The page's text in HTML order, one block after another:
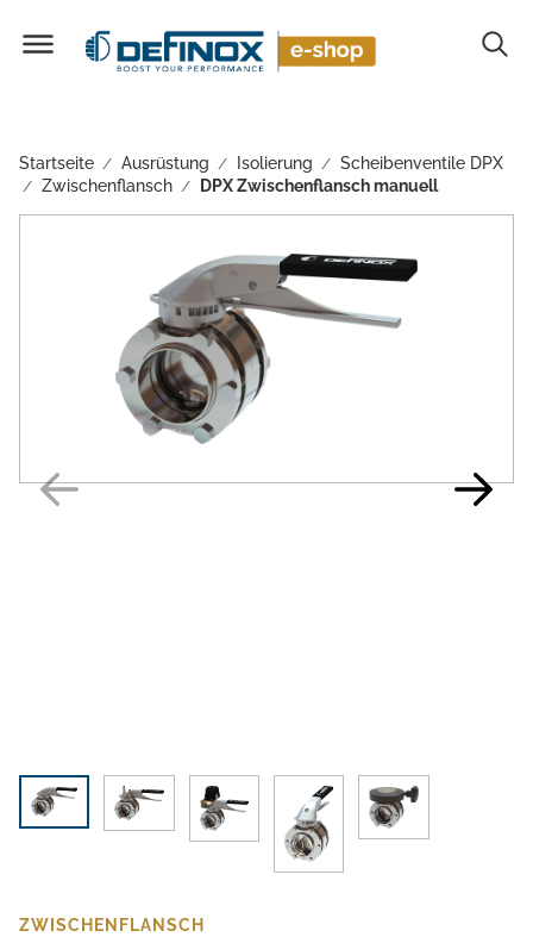
Startseite / Ausrüstung / Isolierung / Scheibenventile DPX
/ Zwischenflansch / DPX Zwischenflansch manuell
ZWISCHENFLANSCH